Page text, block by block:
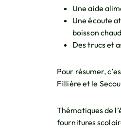
Une aide
Une écoute
boisson
Des trucs et
Pour résumer,
Fillière et le
Thématiques de
fournitures